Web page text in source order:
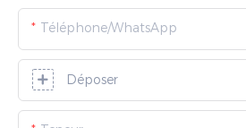
Téléphone/WhatsApp
Déposer